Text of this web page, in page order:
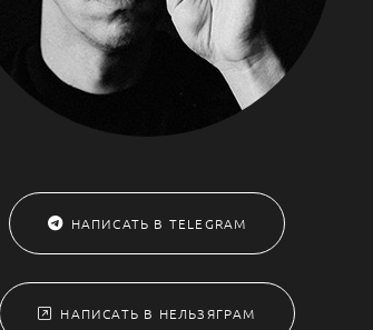
НАПИСАТЬ В TELEGRAM
НАПИСАТЬ В НЕЛЬЗЯГРАМ